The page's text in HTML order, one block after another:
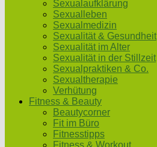
Sexualaufklärung
Sexualleben
Sexualmedizin
Sexualität & Gesundheit
Sexualität im Alter
Sexualität in der Stillzeit
Sexualpraktiken & Co.
Sexualtherapie
Verhütung
Fitness & Beauty
Beautycorner
Fit im Büro
Fitnesstipps
Fitness & Workout